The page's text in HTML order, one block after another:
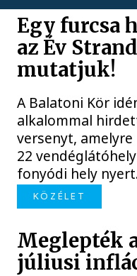
Egy furcsa
az Év
mutatjuk!
A Balatoni Kör
alkalommal
versenyt,
22
fonyódi hely
KÖZÉLET
Meglepték
júliusi